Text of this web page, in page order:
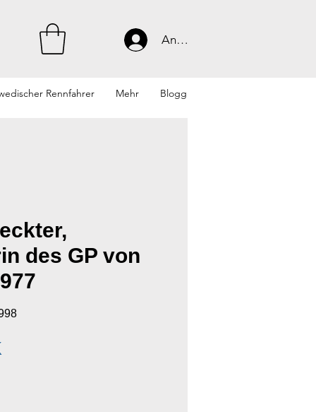
Anmelden
Rennfahrer Mehr Blogg
des GP von